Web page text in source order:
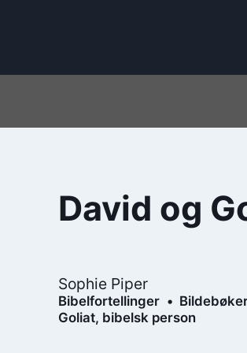
David og
Sophie Piper
Bibelfortellinger
Goliat, bibelsk person